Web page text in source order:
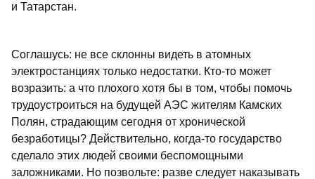
и Татарстан.
Соглашусь: не все склонны видеть в атомных
электростанциях только недостатки. Кто-то может
возразить: а что плохого хотя бы в том, чтобы помочь
трудоустроиться на будущей АЭС жителям Камских
Полян, страдающим сегодня от хронической
безработицы? Действительно, когда-то государство
сделало этих людей своими беспомощными
заложниками. Но позвольте: разве следует наказывать